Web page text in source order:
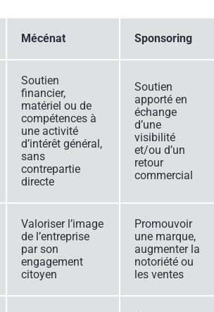
Mécénat Sponsoring
Soutien
financier,
matériel ou de
compétences à
une activité
d’intérêt général,
sans
contrepartie
directe
Soutien
apporté en
échange
d’une
visibilité
et/ou d’un
retour
commercial
Valoriser l’image
de l’entreprise
par son
engagement
citoyen
Promouvoir
une marque,
augmenter la
notoriété ou
les ventes